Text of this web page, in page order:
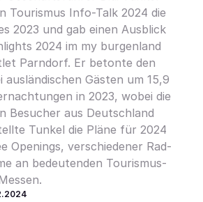
Tourismus Info-Talk 2024 die
2023 und gab einen Ausblick
2024 im my burgenland
Parndorf. Er betonte den
Gästen um 15,9
in 2023, wobei die
Besucher aus Deutschland
Tunkel die Pläne für 2024
Openings, verschiedener Rad-
an bedeutenden Tourismus-